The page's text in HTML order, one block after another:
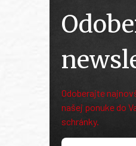
Odoberajte
našej ponuke do
schránky.